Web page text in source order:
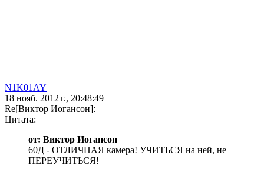
N1K01AY
18 нояб. 2012 г., 20:48:49
Re[Виктор Иогансон]:
Цитата:
от: Виктор Иогансон
60Д - ОТЛИЧНАЯ камера! УЧИТЬСЯ на ней, не
ПЕРЕУЧИТЬСЯ!